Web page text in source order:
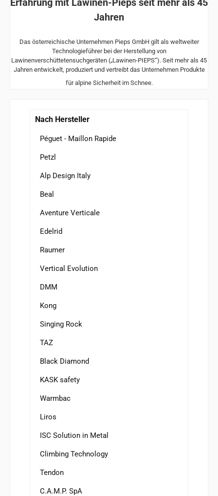
Erfahrung mit Lawinen-Pieps seit mehr als 45
Jahren
Das österreichische Unternehmen Pieps GmbH gilt als weltweiter
Technologieführer bei der Herstellung von
Lawinenverschüttetensuchgeräten („Lawinen-PIEPS“). Seit mehr als 45
Jahren entwickelt, produziert und vertreibt das Unternehmen Produkte
für alpine Sicherheit im Schnee.
Nach Hersteller
Péguet - Maillon Rapide
Petzl
Alp Design Italy
Beal
Aventure Verticale
Edelrid
Raumer
Vertical Evolution
DMM
Kong
Singing Rock
TAZ
Black Diamond
KASK safety
Warmbac
Liros
ISC Solution in Metal
Climbing Technology
Tendon
C.A.M.P. SpA